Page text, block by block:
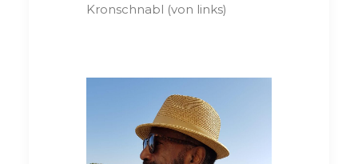
Kronschnabl (von links)